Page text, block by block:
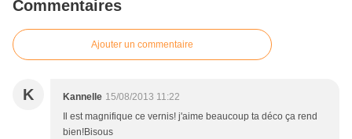
Commentaires
Ajouter un commentaire
K Kannelle 15/08/2013 11:22
Il est magnifique ce vernis! j'aime beaucoup ta déco ça rend
bien!Bisous